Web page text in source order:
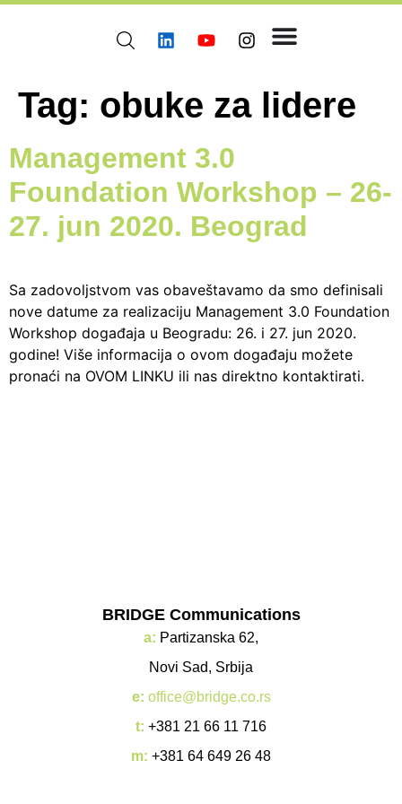
Tag: obuke za lidere
Management 3.0
Foundation Workshop – 26-
27. jun 2020. Beograd
Sa zadovoljstvom vas obaveštavamo da smo definisali
nove datume za realizaciju Management 3.0 Foundation
Workshop događaja u Beogradu: 26. i 27. jun 2020.
godine! Više informacija o ovom događaju možete
pronaći na OVOM LINKU ili nas direktno kontaktirati.
BRIDGE Communications
a: Partizanska 62,
Novi Sad, Srbija
e: office@bridge.co.rs
t: +381 21 66 11 716
m: +381 64 649 26 48